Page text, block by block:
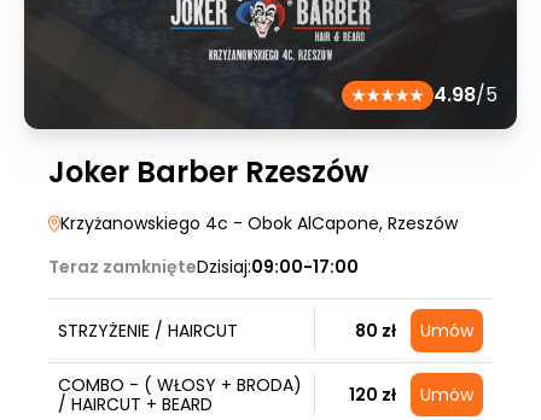
4.98/5
Joker Barber Rzeszów
Krzyżanowskiego 4c - Obok AlCapone, Rzeszów
Teraz zamknięteDzisiaj:09:00-17:00
STRZYŻENIE / HAIRCUT 80 zł Umów
COMBO - ( WŁOSY + BRODA)
/ HAIRCUT + BEARD
120 zł Umów